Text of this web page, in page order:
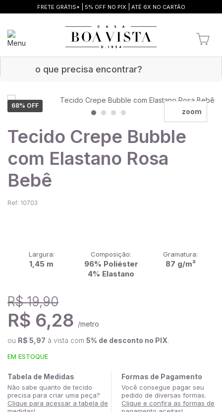
FRETE GRÁTIS* 5% OFF NO PIX ATÉ 6X NO CARTÃO
68% OFF
zoom
Tecido Crepe Bubble
com Elastano Rosa
Bebê
Ref: 10703
Largura:
1,45 m
Composição:
96% Poliéster
4% Elastano
Gramatura:
87 g/m²
R$ 19,90
R$ 6,28 /metro
ou R$ 5,97 à vista com 5% de desconto no PIX.
EM ESTOQUE
Tabela de Medidas
Não sabe quanto de tecido
precisa para criar uma peça?
Clique para acessar a tabela de
Formas de Pagamento
Você consegue pagar seu
pedido de diversas formas.
Clique e confira as formas de